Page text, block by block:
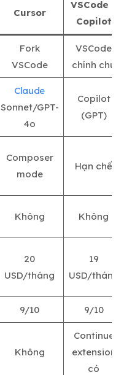
Cursor
VSCode +
Copilot
Fork
VSCode
VSCode
chính chủ
Claude
Sonnet/GPT-
4o
Copilot
(GPT)
Composer
mode
Hạn chế
Không Không
20
USD/tháng
19
USD/tháng
9/10 9/10
Không
Continue
extension
có